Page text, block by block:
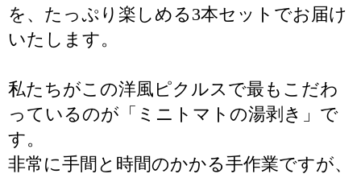
を、たっぷり楽しめる3本セットでお届け
いたします。
私たちがこの洋風ピクルスで最もこだわ
っているのが「ミニトマトの湯剥き」で
す。
非常に手間と時間のかかる手作業ですが、